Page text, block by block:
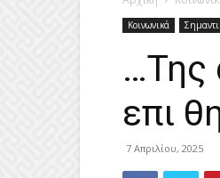
Κοινωνικά
…Της
επι
7 Απριλίου, 2025